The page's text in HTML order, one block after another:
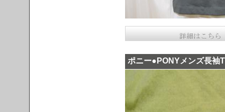
ポニー●PONYメンズ長袖